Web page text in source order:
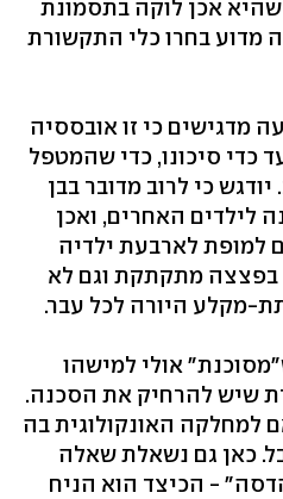
אכן לוקה בתסמונת
מדוע בחרו כלי התקשורת
מדגישים כי זו אובססיה
כדי סיכונו, כדי שהמטפל
כי לרוב מדובר בבן
לילדים האחרים, ואכן
למופת לארבעת ילדיה
בפצצה מתקתקת וגם לא
מקלע היורה לכל עבר.
אולי למישהו
שיש להרחיק את הסכנה.
למחלקה האונקולוגית בה
כאן גם נשאלת שאלה
- הכיצד הוא הניח